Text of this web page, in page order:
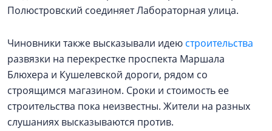
Полюстровский соединяет Лабораторная улица.
Чиновники также высказывали идею строительства
развязки на перекрестке проспекта Маршала
Блюхера и Кушелевской дороги, рядом со
строящимся магазином. Сроки и стоимость ее
строительства пока неизвестны. Жители на разных
слушаниях высказываются против.